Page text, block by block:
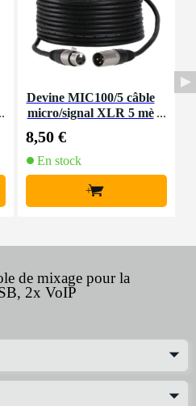
Devine MIC100/5 câble
micro/signal XLR 5 mè
8,50 €
En stock
+
de mixage pour la
2x VoIP